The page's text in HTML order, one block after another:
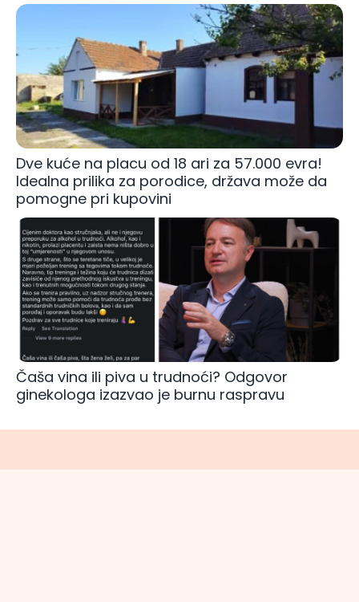
Dve kuće na placu od 18 ari za 57.000 evra!
Idealna prilika za porodice, država može da
pomogne pri kupovini
Čaša vina ili piva u trudnoći? Odgovor
ginekologa izazvao je burnu raspravu